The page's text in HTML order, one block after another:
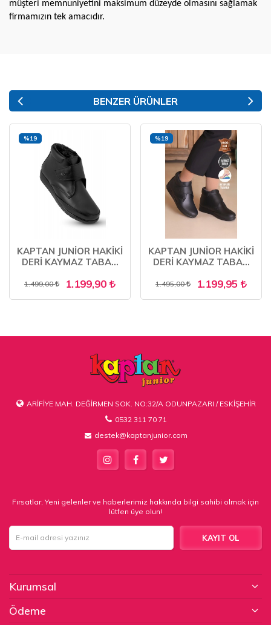
müşteri memnuniyetini maksimum düzeyde olmasını sağlamak
firmamızın tek amacıdır.
BENZER ÜRÜNLER
KAPTAN JUNİOR HAKİKİ
DERİ KAYMAZ TABAN
ANNE BOTU
1.499,00 1.199,90
%19
KAPTAN JUNİOR HAKİKİ
DERİ KAYMAZ TABAN
ANNE BOT ZCKMK 905
1.495,00 1.199,95
%19
ARİFİYE MAH. DEĞİRMEN SOK. NO:32/A ODUNPAZARI / ESKİŞEHİR
0532 311 70 71
destek@kaptanjunior.com
Fırsatlar, Yeni gelenler ve haberlerimiz hakkında bilgi sahibi olmak için
lütfen üye olun!
KAYIT OL
Kurumsal
Ödeme